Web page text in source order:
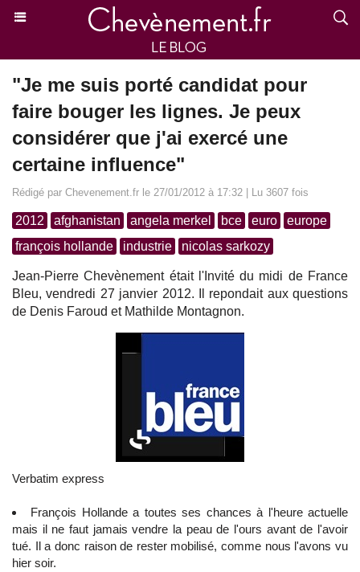
"Je me suis porté candidat pour
faire bouger les lignes. Je peux
considérer que j'ai exercé une
certaine influence"
Rédigé par Chevenement.fr le 27/01/2012 à 17:32 | Lu 3607 fois
2012 afghanistan angela merkel bce euro
europe
françois hollande
industrie nicolas sarkozy
Jean-Pierre Chevènement était l'Invité du midi de France
Bleu, vendredi 27 janvier 2012. Il repondait aux questions
de Denis Faroud et Mathilde Montagnon.
Verbatim express
François Hollande a toutes ses chances à l'heure actuelle
mais il ne faut jamais vendre la peau de l'ours avant de l'avoir
tué. Il a donc raison de rester mobilisé, comme nous l'avons vu
hier soir.